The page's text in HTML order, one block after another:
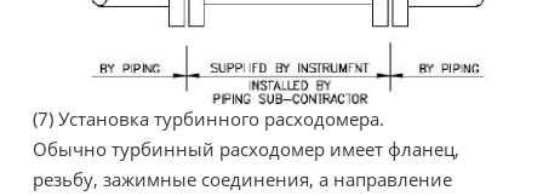
(7) Установка турбинного расходомера.
Обычно турбинный расходомер имеет фланец,
резьбу, зажимные соединения, а направление